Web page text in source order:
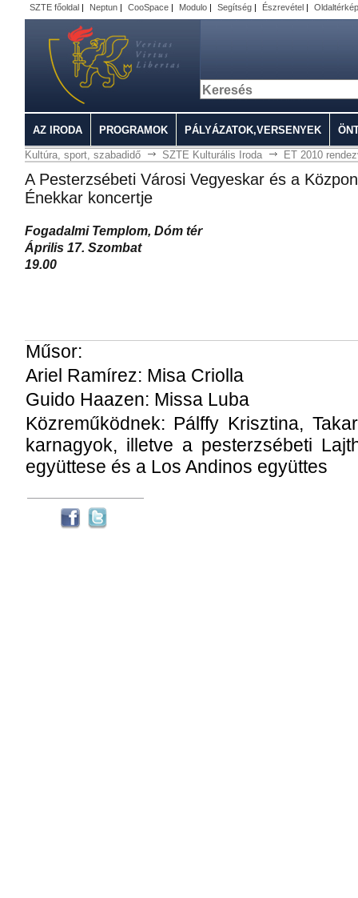
SZTE főoldal| Neptun| CooSpace| Modulo| Segítség| Észrevétel| Oldaltérkép
AZ IRODA PROGRAMOK PÁLYÁZATOK,VERSENYEK
Kultúra, sport, szabadidő SZTE Kulturális Iroda ET 2010
A Pesterzsébeti Városi Vegyeskar és a
Énekkar koncertje
Fogadalmi Templom, Dóm tér
Április 17. Szombat
19.00
Műsor:
Ariel Ramírez: Misa Criolla
Guido Haazen: Missa Luba
Közreműködnek: Pálffy Krisztina,
karnagyok, illetve a pesterzsébeti
együttese és a Los Andinos együttes